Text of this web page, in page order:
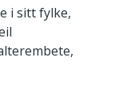
i sitt fylke,